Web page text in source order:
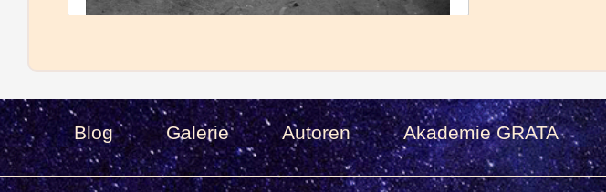
Blog Galerie Autoren Akademie GRATA